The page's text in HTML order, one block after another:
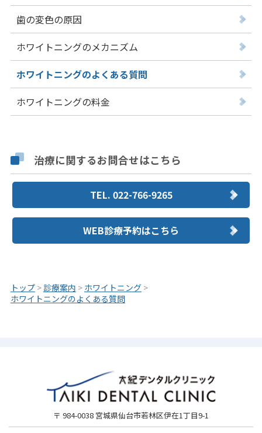
歯の変色の原因
ホワイトニングのメカニズム
ホワイトニングのよくある質問
ホワイトニングの料金
治療に関するお問合せはこちら
TEL. 022-766-9265
WEB診療予約はこちら
トップ > 診療案内 > ホワイトニング >
ホワイトニングのよくある質問
〒 984-0038 宮城県仙台市若林区伊在1丁目9-1